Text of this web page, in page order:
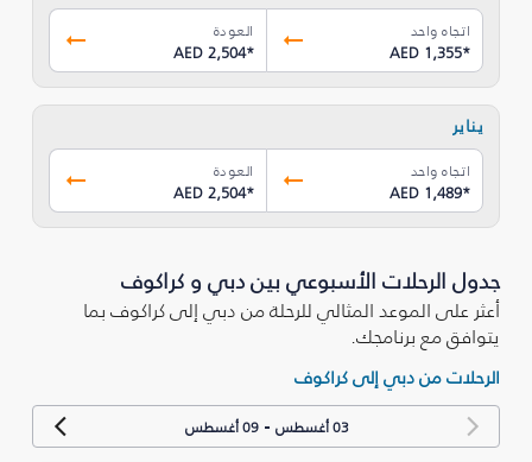
اتجاه واحد
AED 1,355*
العودة
AED 2,504*
يناير
اتجاه واحد
AED 1,489*
العودة
AED 2,504*
جدول الرحلات الأسبوعي بين دبي و كراكوف
أعثر على الموعد المثالي للرحلة من دبي إلى كراكوف بما
يتوافق مع برنامجك.
الرحلات من دبي إلى كراكوف
03 أغسطس -09 أغسطس